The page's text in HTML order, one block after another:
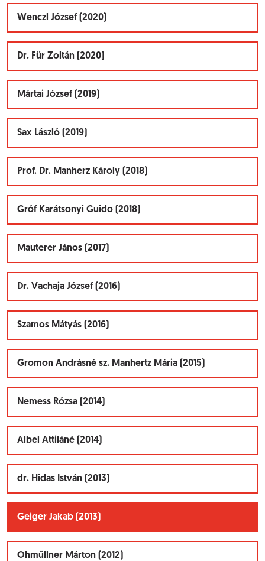
Wenczl József (2020)
Dr. Für Zoltán (2020)
Mártai József (2019)
Sax László (2019)
Prof. Dr. Manherz Károly (2018)
Gróf Karátsonyi Guido (2018)
Mauterer János (2017)
Dr. Vachaja József (2016)
Szamos Mátyás (2016)
Gromon Andrásné sz. Manhertz Mária (2015)
Nemess Rózsa (2014)
Albel Attiláné (2014)
dr. Hidas István (2013)
Geiger Jakab (2013)
Ohmüllner Márton (2012)